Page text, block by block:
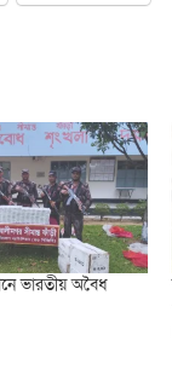
ভারতীয় অবৈধ